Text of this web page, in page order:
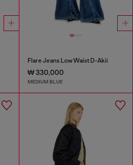
Flare Jeans Low Waist D-Akii
₩ 330,000
MEDIUM BLUE